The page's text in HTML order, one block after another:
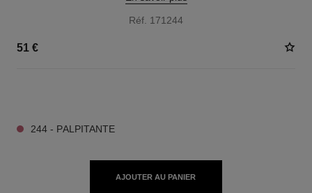
Réf. 171244
51 €
244 - PALPITANTE
AJOUTER AU PANIER